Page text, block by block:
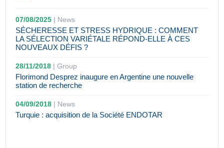
07/08/2025 | News
SÉCHERESSE ET STRESS HYDRIQUE : COMMENT
LA SÉLECTION VARIÉTALE RÉPOND-ELLE À CES
NOUVEAUX DÉFIS ?
28/11/2018 |Group
Florimond Desprez inaugure en Argentine une nouvelle
station de recherche
04/09/2018 | News
Turquie : acquisition de la Société ENDOTAR